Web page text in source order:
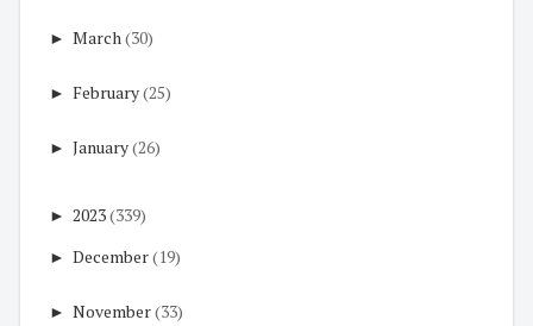
► March(30)
► February(25)
► January(26)
► 2023(339)
► December(19)
► November(33)